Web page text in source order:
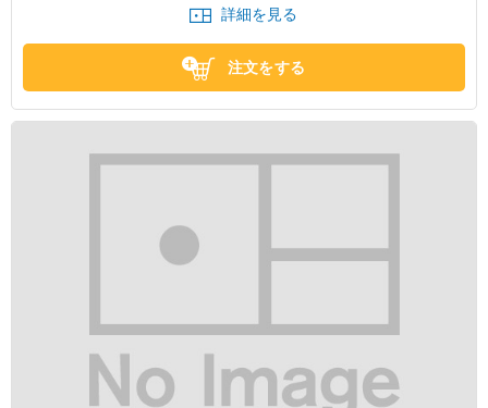
してはお問い合わせください。
詳細を見る
注文をする